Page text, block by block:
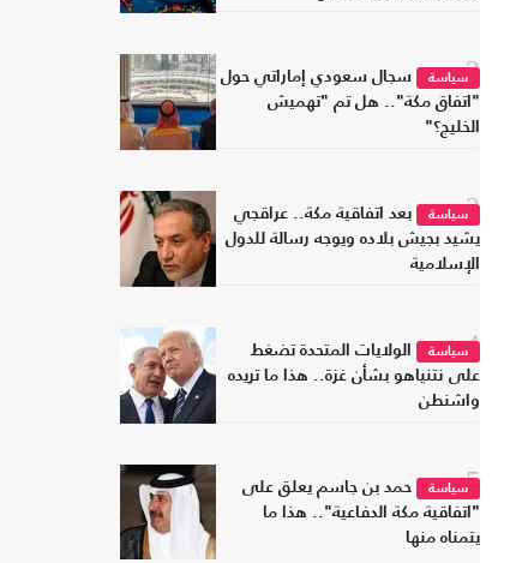
2سياسة
سجال سعودي إماراتي حول
"اتفاق مكة".. هل تم "تهميش
الخليج؟"
3سياسة
بعد اتفاقية مكة.. عراقجي
يشيد بجيش بلاده ويوجه رسالة للدول
الإسلامية
4سياسة
الولايات المتحدة تضغط
على نتنياهو بشأن غزة.. هذا ما تريده
واشنطن
5سياسة
حمد بن جاسم يعلق على
"اتفاقية مكة الدفاعية".. هذا ما
يتمناه منها